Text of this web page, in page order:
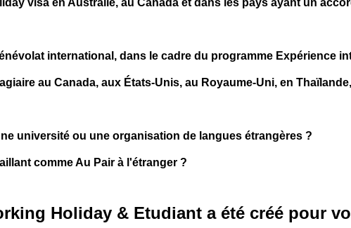
international, dans le cadre du programme Expérience
au Canada, aux États-Unis, au Royaume-Uni, en
université ou une organisation de langues étrangères ?
comme Au Pair à l'étranger ?
Holiday & Etudiant a été créé pour